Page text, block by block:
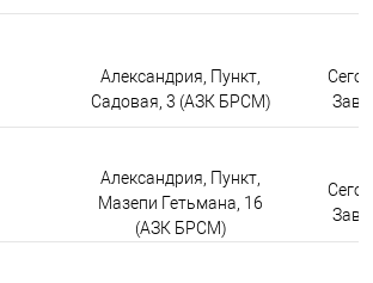
Александрия, Пункт,
Садовая, 3 (АЗК БРСМ)
Александрия, Пункт,
Мазепи Гетьмана, 16
(АЗК БРСМ)